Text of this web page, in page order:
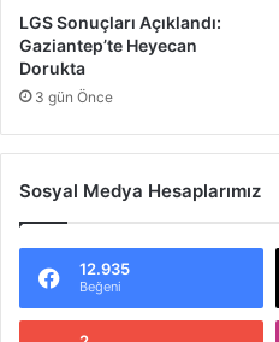
ş
a
r
ı
LGS Sonuçları Açıklandı:
Gaziantep’te Heyecan
Dorukta
3 gün Önce
Sosyal Medya Hesaplarımız
12.935
Beğeni